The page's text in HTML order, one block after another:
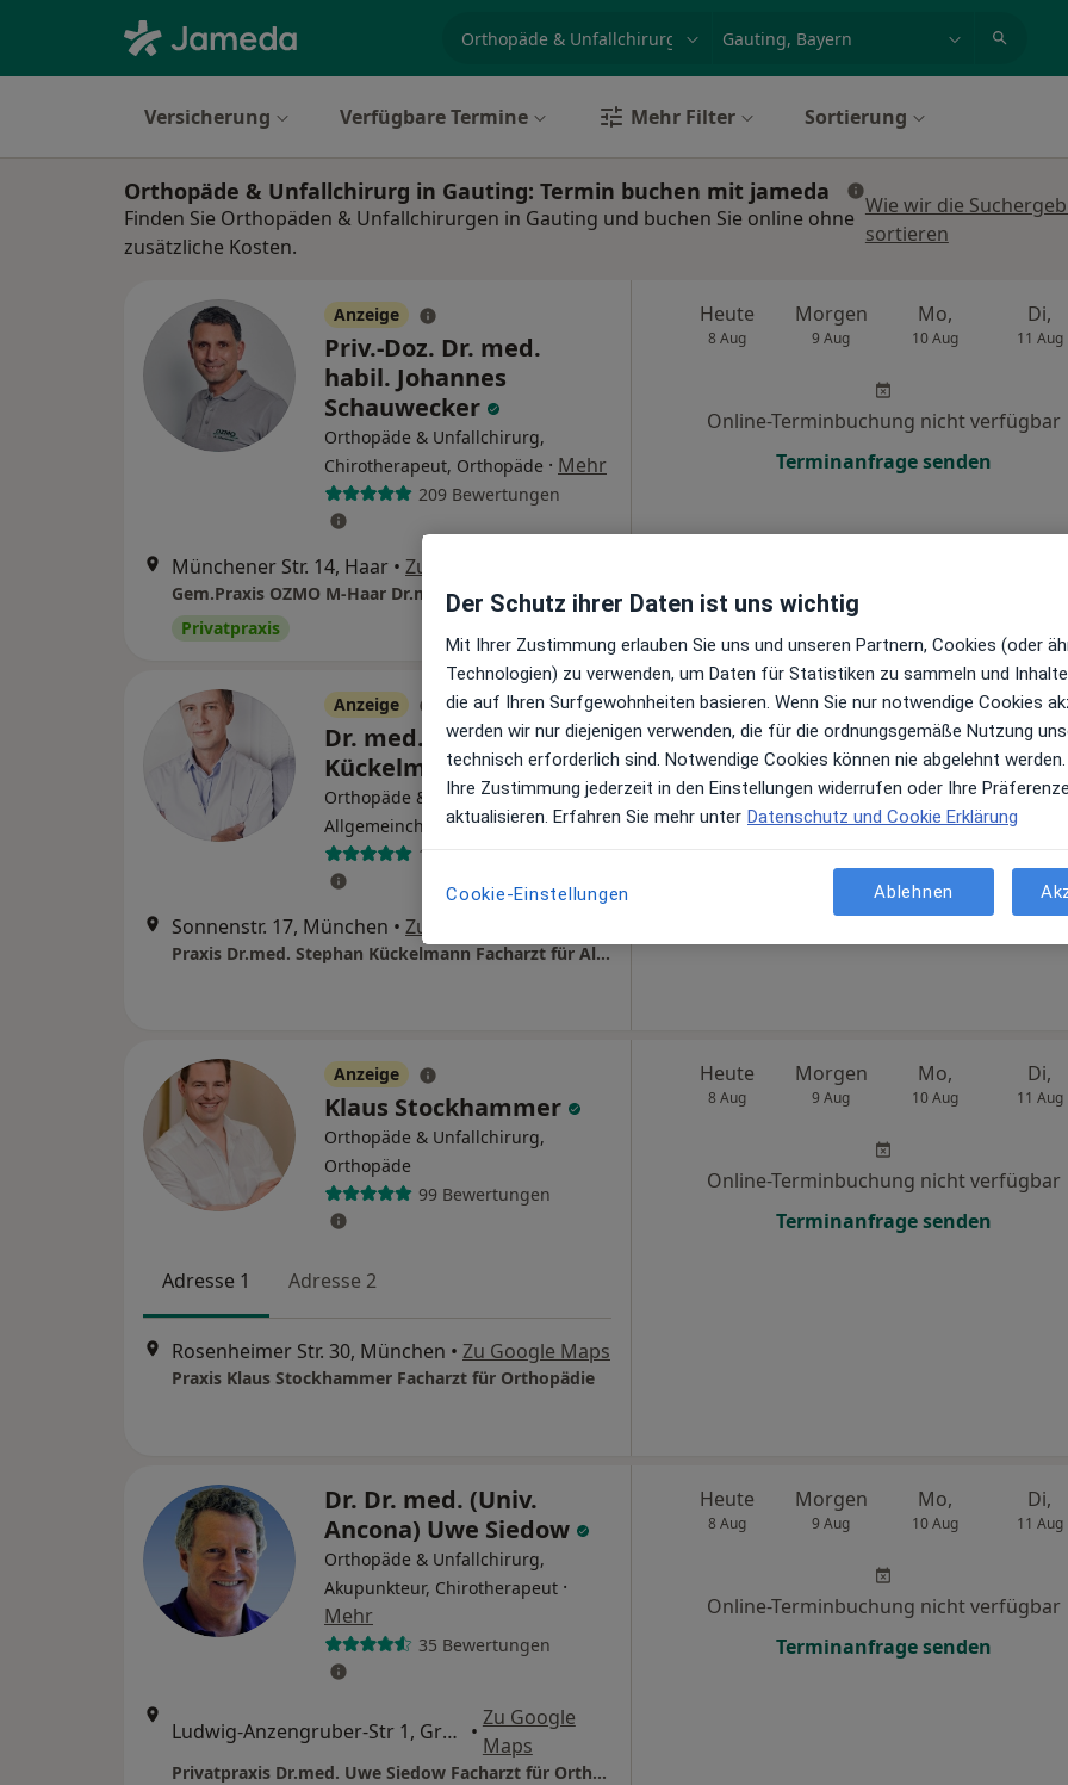
Versicherung Verfügbare Termine Mehr Filter Sortierung
Orthopäde & Unfallchirurg in Gauting: Termin buchen mit jameda
Finden Sie Orthopäden & Unfallchirurgen in Gauting und buchen Sie online ohne
zusätzliche Kosten.
Wie wir die
sortieren
Anzeige
Priv.-Doz. Dr. med.
habil. Johannes
Schauwecker
Orthopäde & Unfallchirurg,
Chirotherapeut, Orthopäde · Mehr
209 Bewertungen
Münchener Str. 14, Haar • Zu Google Maps
Gem.Praxis OZMO M-Haar Dr.med. Frank M. Balensiefen Prof. Dr. Peter Diehl und PD Dr Johannes Schauwecker
Privatpraxis
Heute
8 Aug
Morgen
9 Aug
Mo,
10 Aug
Di,
11 Aug
Online-Terminbuchung nicht verfügbar
Terminanfrage senden
Anzeige
Dr. med. Stephan
Kückelmann
Orthopäde & Unfallchirurg,
Allgemeinchirurg, D-Arzt
140 Bewertungen
Sonnenstr. 17, München • Zu Google Maps
Praxis Dr.med. Stephan Kückelmann Facharzt für Allgem.Chirurgie
Heute
8 Aug
Morgen
9 Aug
Mo,
10 Aug
Di,
11 Aug
Online-Terminbuchung nicht verfügbar
Anzeige
Klaus Stockhammer
Orthopäde & Unfallchirurg,
Orthopäde
99 Bewertungen
Adresse 1 Adresse 2
Rosenheimer Str. 30, München • Zu Google Maps
Praxis Klaus Stockhammer Facharzt für Orthopädie
Heute
8 Aug
Morgen
9 Aug
Mo,
10 Aug
Di,
11 Aug
Online-Terminbuchung nicht verfügbar
Terminanfrage senden
Dr. Dr. med. (Univ.
Ancona) Uwe Siedow
Orthopäde & Unfallchirurg,
Akupunkteur, Chirotherapeut ·
Mehr
35 Bewertungen
Ludwig-Anzengruber-Str 1, Grünwald •
Zu Google
Maps
Privatpraxis Dr.med. Uwe Siedow Facharzt für Orthopädie
Heute
8 Aug
Morgen
9 Aug
Mo,
10 Aug
Di,
11 Aug
Online-Terminbuchung nicht verfügbar
Terminanfrage senden
Der Schutz ihrer Daten ist uns wichtig
Mit Ihrer Zustimmung erlauben Sie uns und unseren Partnern, Cookies (oder
Technologien) zu verwenden, um Daten für Statistiken zu sammeln und
die auf Ihren Surfgewohnheiten basieren. Wenn Sie nur notwendige Cookies
werden wir nur diejenigen verwenden, die für die ordnungsgemäße Nutzung
technisch erforderlich sind. Notwendige Cookies können nie abgelehnt werden.
Ihre Zustimmung jederzeit in den Einstellungen widerrufen oder Ihre
aktualisieren. Erfahren Sie mehr unter Datenschutz und Cookie Erklärung
Cookie-Einstellungen Ablehnen